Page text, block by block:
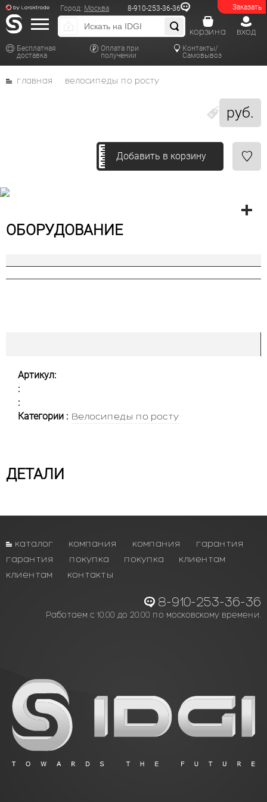
Заказать
Город: Москва 8-910-253-36-36
Бесплатная
доставка
Оплата при
получении
Контакты/
Самовывоз
вход
корзина
руб.
главная велосипеды по росту
Добавить в корзину
ОБОРУДОВАНИЕ
Артикул:
:
:
Категории : Велосипеды по росту
ДЕТАЛИ
каталог компания компания
гарантия
гарантия
покупка покупка
клиентам
клиентам
контакты
8-910-253-36-36
Работаем с 10.00 до 20.00 по московскому времени.